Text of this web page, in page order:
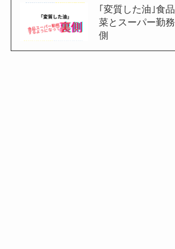
｢変質した油｣食
菜とスーパー勤
側